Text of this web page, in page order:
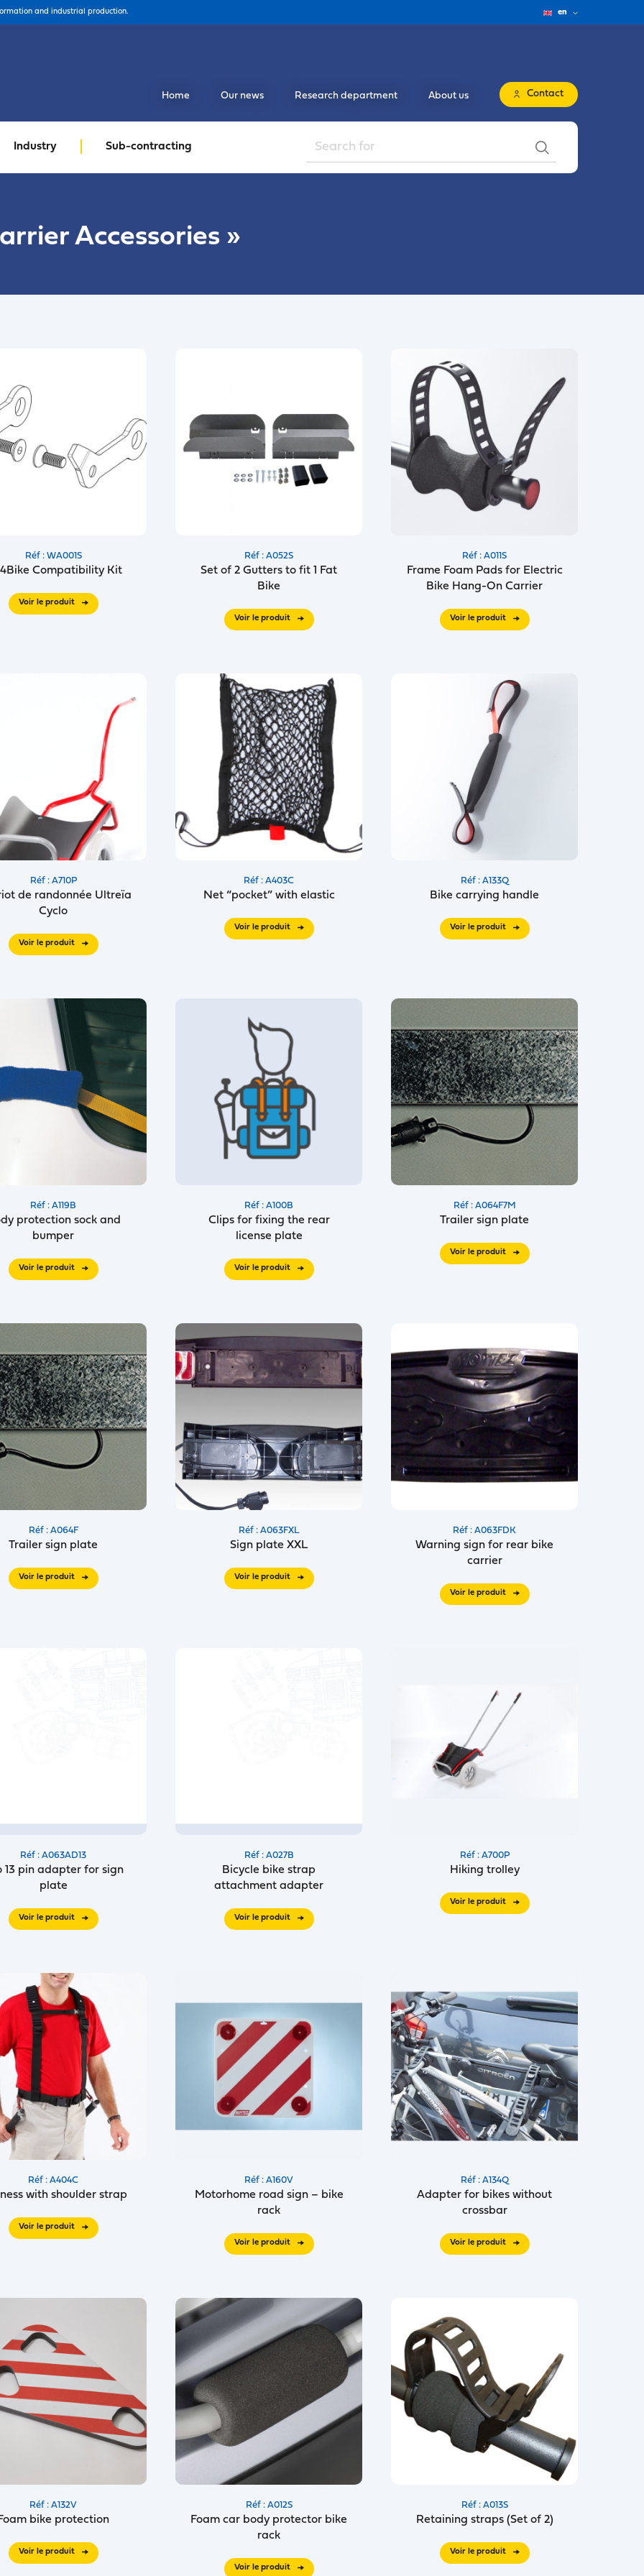
and industrial production. en
Industry Sub-contracting
Home Our news Research department About us Contact
Accessories »
Réf : WA001S
Compatibility Kit
Voir le produit
Réf : A052S
Set of 2 Gutters to fit 1 Fat
Bike
Voir le produit
Réf : A011S
Frame Foam Pads for Electric
Bike Hang-On Carrier
Voir le produit
Réf : A710P
de randonnée Ultreïa
Cyclo
Voir le produit
Réf : A403C
Net “pocket” with elastic
Voir le produit
Réf : A133Q
Bike carrying handle
Voir le produit
Réf : A119B
protection sock and
bumper
Voir le produit
Réf : A100B
Clips for fixing the rear
license plate
Voir le produit
Réf : A064F7M
Trailer sign plate
Voir le produit
Réf : A064F
Trailer sign plate
Voir le produit
Réf : A063FXL
Sign plate XXL
Voir le produit
Réf : A063FDK
Warning sign for rear bike
carrier
Voir le produit
Réf : A063AD13
13 pin adapter for sign
plate
Voir le produit
Réf : A027B
Bicycle bike strap
attachment adapter
Voir le produit
Réf : A700P
Hiking trolley
Voir le produit
Réf : A404C
with shoulder strap
Voir le produit
Réf : A160V
Motorhome road sign – bike
rack
Voir le produit
Réf : A134Q
Adapter for bikes without
crossbar
Voir le produit
Réf : A132V
bike protection
Voir le produit
Réf : A012S
Foam car body protector bike
rack
Voir le produit
Réf : A013S
Retaining straps (Set of 2)
Voir le produit